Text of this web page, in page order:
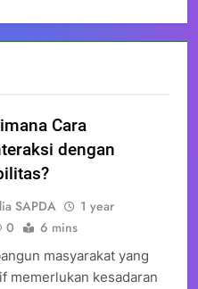
Cara
dengan
SAPDA
1 year
0 6 mins
masyarakat yang
memerlukan kesadaran